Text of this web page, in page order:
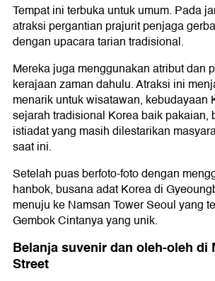
Tempat ini terbuka untuk umum. Pada
atraksi pergantian prajurit penjaga
dengan upacara tarian tradisional.
Mereka juga menggunakan atribut dan
kerajaan zaman dahulu. Atraksi ini
menarik untuk wisatawan, kebudayaan
sejarah tradisional Korea baik pakaian,
istiadat yang masih dilestarikan
saat ini.
Setelah puas berfoto-foto dengan
hanbok, busana adat Korea di
menuju ke Namsan Tower Seoul yang
Gembok Cintanya yang unik.
Belanja suvenir dan oleh-oleh di
Street